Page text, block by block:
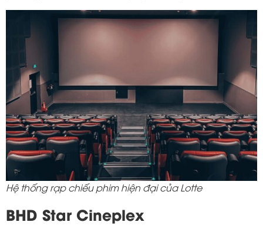
Hệ thống rạp chiếu phim hiện đại của Lotte
BHD Star Cineplex